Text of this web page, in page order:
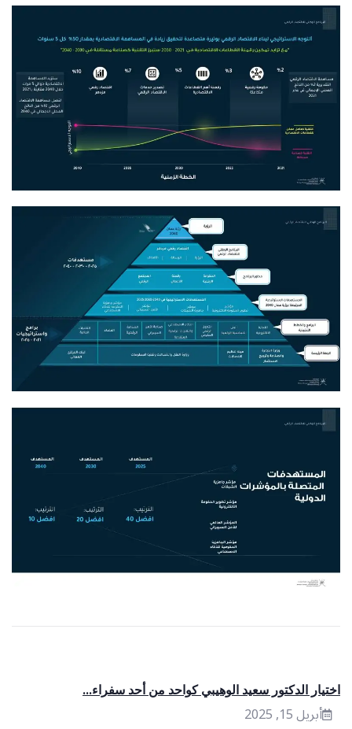
اختيار الدكتور سعيد الوهيبي كواحد من أحد سفراء...
أبريل 15, 2025